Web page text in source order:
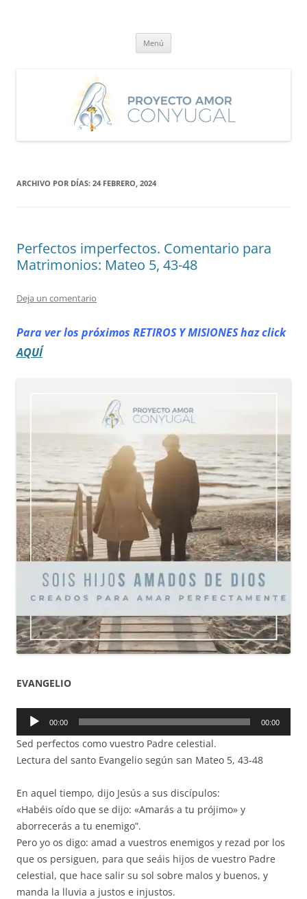
Menú
ARCHIVO POR DÍAS: 24 FEBRERO, 2024
Perfectos imperfectos. Comentario para
Matrimonios: Mateo 5, 43-48
Deja un comentario
Para ver los próximos RETIROSY MISIONES haz click
AQUÍ
EVANGELIO
Reproductor
audio
00:00 00:00
Sed perfectos como vuestro Padre celestial.
Lectura del santo Evangelio según san Mateo 5, 43-48
En aquel tiempo, dijo Jesús a sus discípulos:
«Habéis oído que se dijo: «Amarás a tu prójimo» y
aborrecerás a tu enemigo”.
Pero yo os digo: amad a vuestros enemigos y rezad por los
que os persiguen, para que seáis hijos de vuestro Padre
celestial, que hace salir su sol sobre malos y buenos, y
manda la lluvia a justos e injustos.